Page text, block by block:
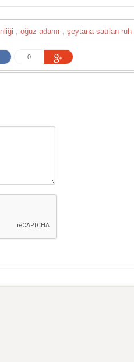
,oğuz adanır ,şeytana satılan ruh
0